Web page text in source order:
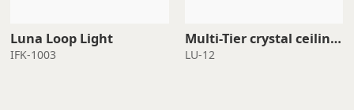
Luna Loop Light
IFK-1003 light
LU-12